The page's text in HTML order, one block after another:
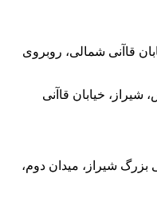
قاآنی شمالی، روبروی
شیراز، خیابان قاآنی
شیراز، میدان دوم،